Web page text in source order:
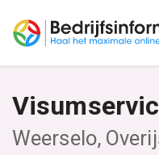
Weerselo,